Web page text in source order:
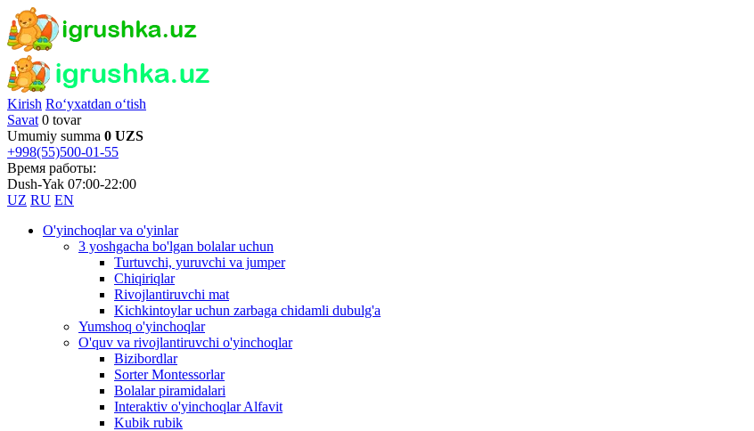
Kirish Ro‘yxatdan o‘tish
Savat 0 tovar
Umumiy summa 0 UZS
+998(55)500-01-55
Время работы:
Dush-Yak 07:00-22:00
UZ RU EN
O'yinchoqlar va o'yinlar
3 yoshgacha bo'lgan bolalar uchun
Turtuvchi, yuruvchi va jumper
Chiqiriqlar
Rivojlantiruvchi mat
Kichkintoylar uchun zarbaga chidamli dubulg'a
Yumshoq o'yinchoqlar
O'quv va rivojlantiruvchi o'yinchoqlar
Bizibordlar
Sorter Montessorlar
Bolalar piramidalari
Interaktiv o'yinchoqlar Alfavit
Kubik rubik